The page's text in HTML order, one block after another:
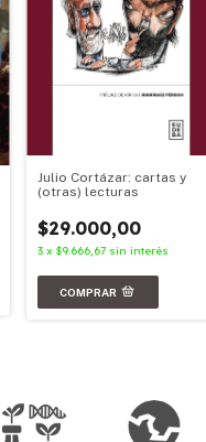
Julio Cortázar: cartas y
(otras) lecturas
$29.000,00
3 x $9.666,67 sin interés